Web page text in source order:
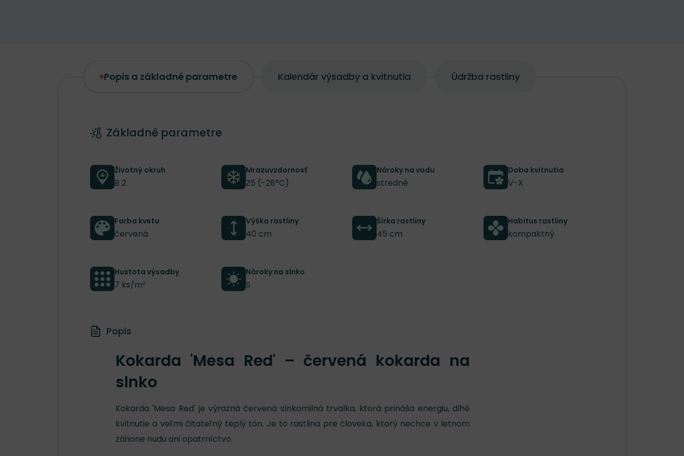
Popis a základné parametre Kalendár výsadby a kvitnutia Údržba rastliny
Popis a základné parametre
Základné parametre
Životný okruh
B 2
Mrazuvzdornosť
Z5 (-28°C)
Nároky na vodu
stredné
Doba kvitnutia
V-X
Farba kvetu
červená
Výška rastliny
40 cm
Šírka rastliny
45 cm
Habitus rastliny
kompaktný
Hustota výsadby
7 ks/m²
Nároky na slnko
S
Popis
Kokarda 'Mesa Red' – červená kokarda na
slnko
Kokarda 'Mesa Red' je výrazná červená slnkomilná trvalka, ktorá prináša energiu, dlhé
kvitnutie a veľmi čitateľný teplý tón. Je to rastlina pre človeka, ktorý nechce v letnom
záhone nudu ani opatrníctvo.